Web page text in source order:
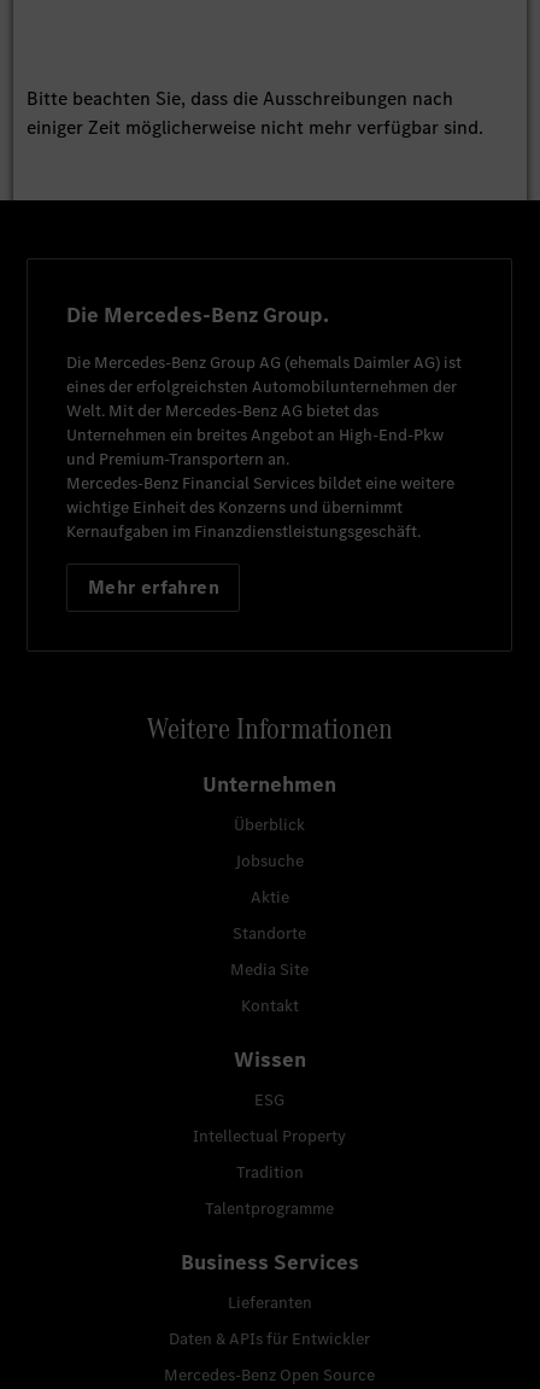
Bitte beachten Sie, dass die Ausschreibungen nach
einiger Zeit möglicherweise nicht mehr verfügbar sind.
Die Mercedes-Benz Group.
Die Mercedes-Benz Group AG (ehemals Daimler AG) ist
eines der erfolgreichsten Automobilunternehmen der
Welt. Mit der Mercedes-Benz AG bietet das
Unternehmen ein breites Angebot an High-End-Pkw
und Premium-Transportern an.
Mercedes-Benz Financial Services bildet eine weitere
wichtige Einheit des Konzerns und übernimmt
Kernaufgaben im Finanzdienstleistungsgeschäft.
Mehr erfahren
Weitere Informationen
Unternehmen
Überblick
Jobsuche
Aktie
Standorte
Media Site
Kontakt
Wissen
ESG
Intellectual Property
Tradition
Talentprogramme
Business Services
Lieferanten
Daten & APIs für Entwickler
Mercedes-Benz Open Source